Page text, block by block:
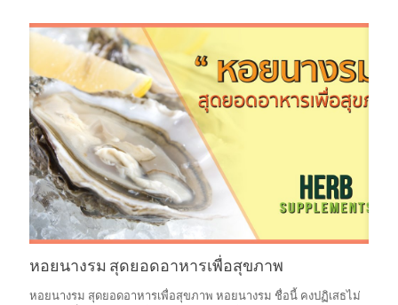
หอยนางรม สุดยอดอาหารเพื่อสุขภาพ
หอยนางรม สุดยอดอาหารเพื่อสุขภาพ หอยนางรม ชื่อนี้ คงปฏิเสธไม่